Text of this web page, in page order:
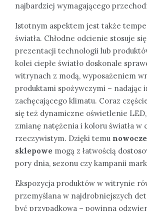
najbardziej wymagającego
Istotnym aspektem jest także
światła. Chłodne odcienie stosuje
prezentacji technologii lub
kolei ciepłe światło doskonale
witrynach z modą, wyposażeniem
produktami spożywczymi – nadając
zachęcającego klimatu. Coraz
się też dynamiczne oświetlenie
zmianę natężenia i koloru światła w
rzeczywistym. Dzięki temu
sklepowe mogą z łatwością
pory dnia, sezonu czy kampanii
Ekspozycja produktów w witrynie
przemyślana w najdrobniejszych
być przypadkowa – powinna